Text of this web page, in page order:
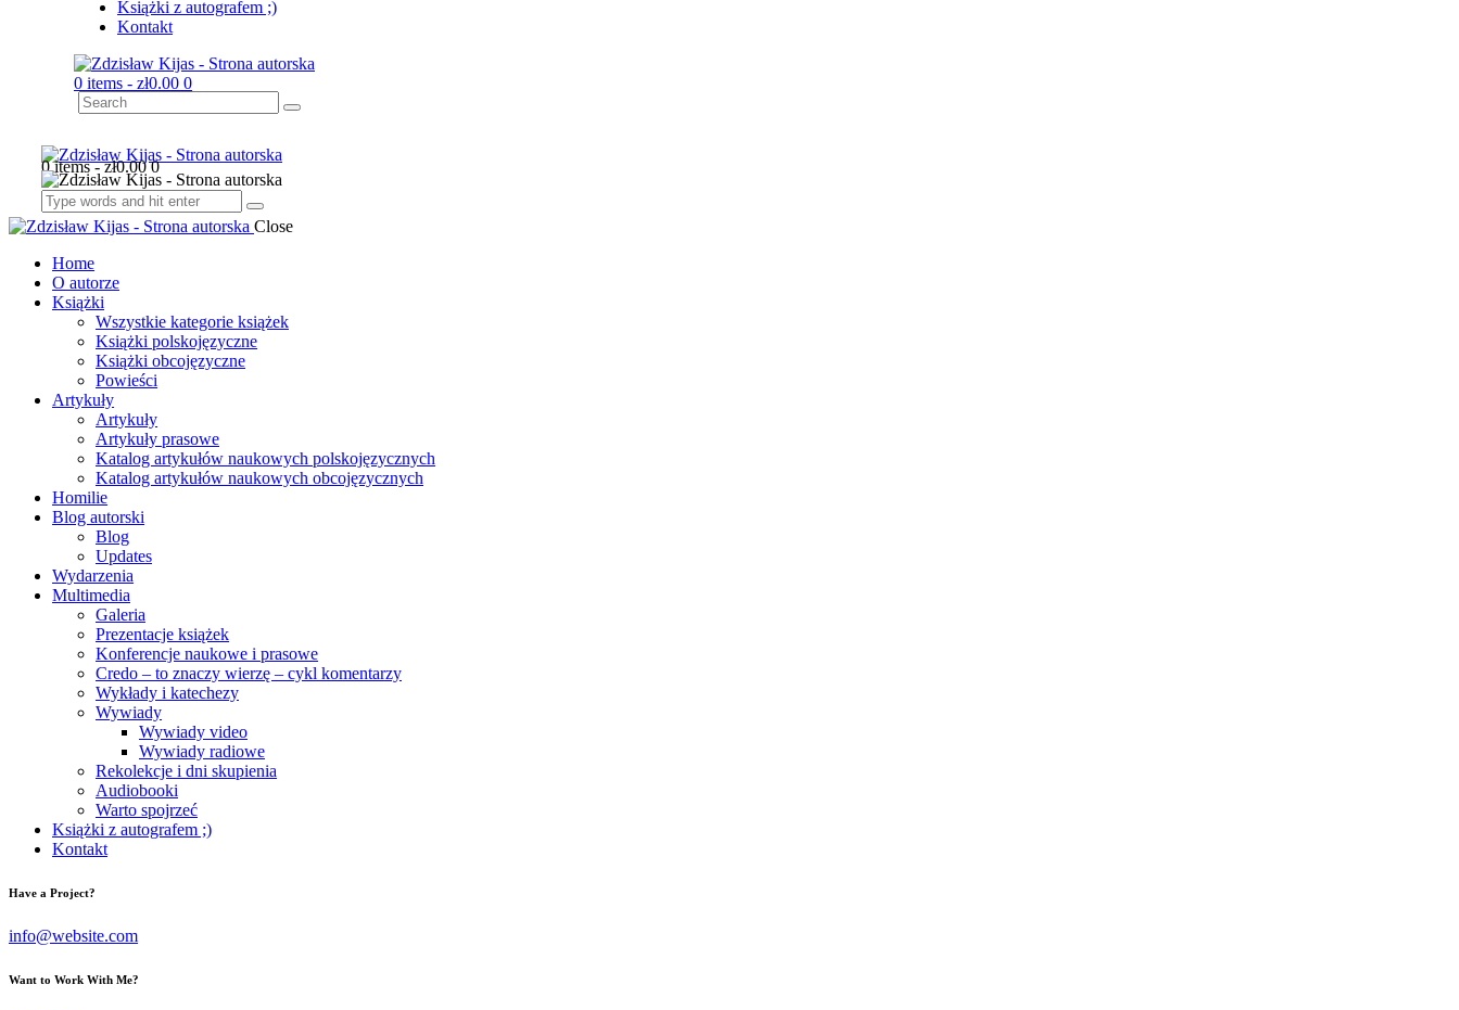
Książki z autografem ;)
Kontakt
0 items - zł0.00 0
0 items-zł0.00 0
Close
Home
O autorze
Książki
Wszystkie kategorie książek
Książki polskojęzyczne
Książki obcojęzyczne
Powieści
Artykuły
Artykuły
Artykuły prasowe
Katalog artykułów naukowych polskojęzycznych
Katalog artykułów naukowych obcojęzycznych
Homilie
Blog autorski
Blog
Updates
Wydarzenia
Multimedia
Galeria
Prezentacje książek
Konferencje naukowe i prasowe
Credo – to znaczy wierzę – cykl komentarzy
Wykłady i katechezy
Wywiady
Wywiady video
Wywiady radiowe
Rekolekcje i dni skupienia
Audiobooki
Warto spojrzeć
Książki z autografem ;)
Kontakt
Have a Project?
info@website.com
Want to Work With Me?